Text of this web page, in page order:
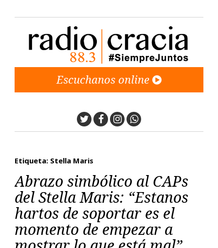
Escuchanos online
TwitterFacebook
Instagram
Whatsapp
Etiqueta: Stella Maris
Abrazo simbólico al CAPs
del Stella Maris: “Estanos
hartos de soportar es el
momento de empezar a